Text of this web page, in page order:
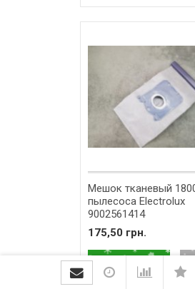
Мешок тканевый
пылесоса Electrolux
9002561414
175,50 грн.